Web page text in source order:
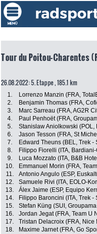
Tour du Poitou-Charentes
26.08.2022: 5. Etappe , 185.1 km
1. Lorrenzo Manzin (FRA,
2.
Benjamin Thomas (FRA,
3.
Marc Sarreau (FRA, AG2R
4.
Paul Penhoët (FRA,
5.
Stanislaw Aniolkowski
6.
Jason Tesson (FRA, St
7.
Edward Theuns (BEL, Trek -
8.
Filippo Fiorelli (ITA,
9.
Luca Mozzato (ITA, B&B
10.
Emmanuel Morin (FRA,
11.
Antonio Angulo (ESP,
12.
Samuele Rivi (ITA, EOLO-
13.
Álex Jaime (ESP, Equipo
14.
Filippo Baroncini (ITA, Trek -
15.
Stefan Küng (SUI,
16.
Jordan Jegat (FRA, Team U
17.
Tristan Delacroix (FRA,
18.
Maxime Jarnet (FRA, Go